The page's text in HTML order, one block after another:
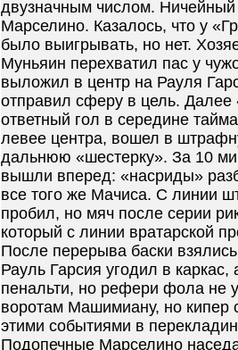
двузначным числом.
Марселино. Казалось, что у
было выигрывать, но нет.
Муньяин перехватил пас у
выложил в центр на Рауля
отправил сферу в цель. Далее
ответный гол в середине
левее центра, вошел в
дальнюю «шестерку». За 10
вышли вперед: «насриды»
все того же Мачиса. С линии
пробил, но мяч после серии
который с линии вратарской
После перерыва баски
Рауль Гарсия угодил в
пенальти, но рефери фола не
воротам Машимиану, но
этими событиями в
Подопечные Марселино